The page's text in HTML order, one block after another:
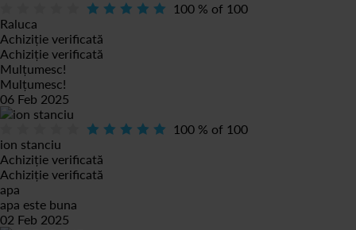
100 % of 100
Raluca
Achiziție verificată
Achiziție verificată
Mulțumesc!
Mulțumesc!
06 Feb 2025
100 % of 100
ion stanciu
Achiziție verificată
Achiziție verificată
apa
apa este buna
02 Feb 2025